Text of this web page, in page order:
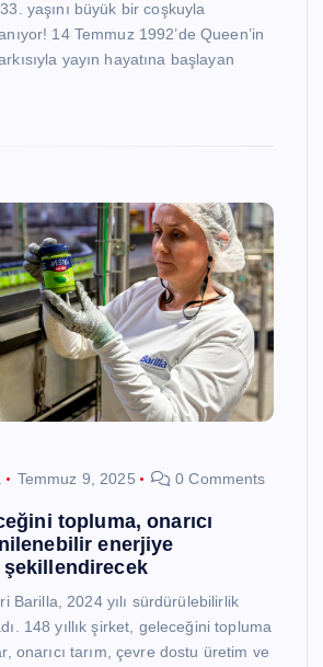
yaşını büyük bir coşkuyla
14 Temmuz 1992’de Queen’in
yayın hayatına başlayan
Temmuz 9, 2025 0 Comments
topluma, onarıcı
enerjiye
Barilla, 2024 yılı sürdürülebilirlik
148 yıllık şirket, geleceğini topluma
onarıcı tarım, çevre dostu üretim ve